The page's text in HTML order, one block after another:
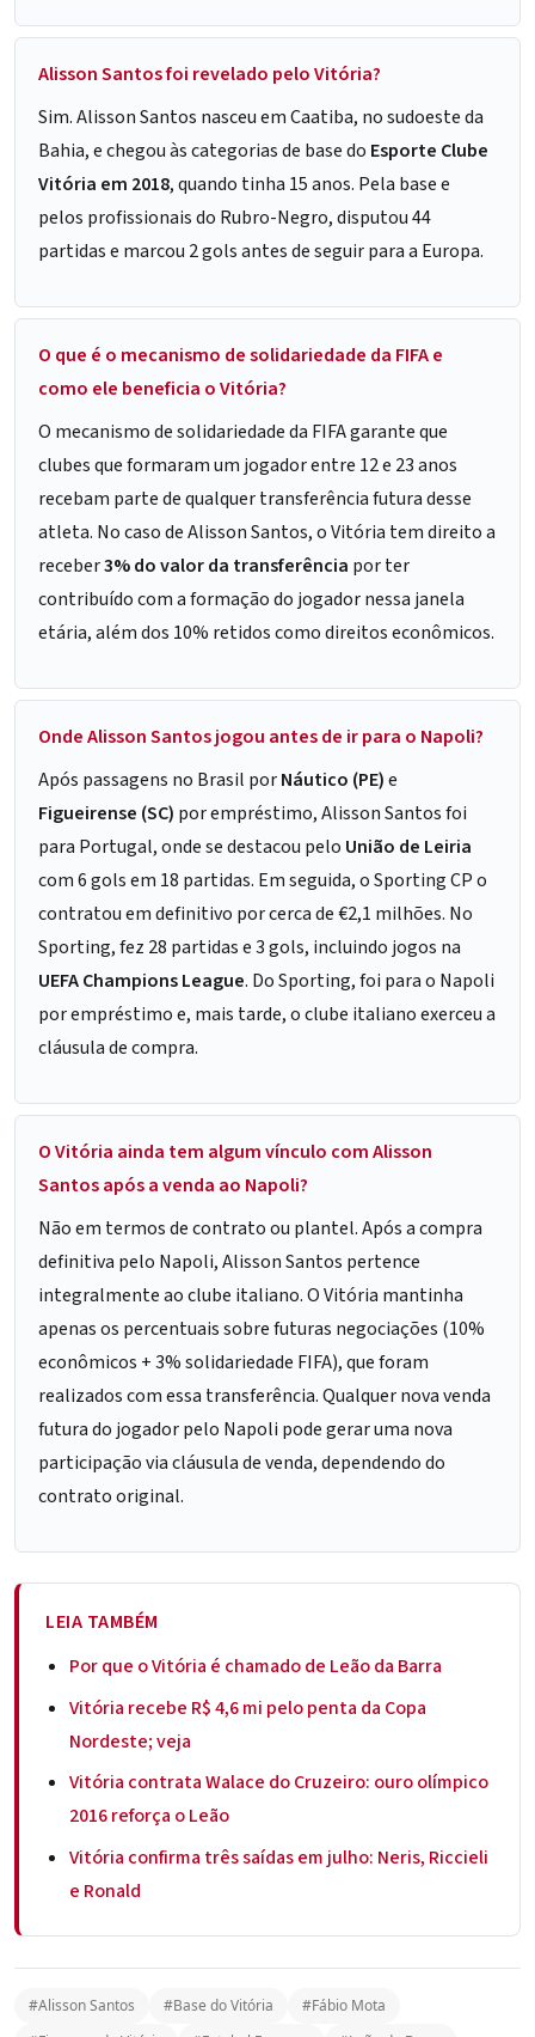
Alisson Santos foi revelado pelo Vitória?
Sim. Alisson Santos nasceu em Caatiba, no sudoeste da
Bahia, e chegou às categorias de base do Esporte Clube
Vitória em 2018, quando tinha 15 anos. Pela base e
pelos profissionais do Rubro-Negro, disputou 44
partidas e marcou 2 gols antes de seguir para a Europa.
O que é o mecanismo de solidariedade da FIFA e
como ele beneficia o Vitória?
O mecanismo de solidariedade da FIFA garante que
clubes que formaram um jogador entre 12 e 23 anos
recebam parte de qualquer transferência futura desse
atleta. No caso de Alisson Santos, o Vitória tem direito a
receber3% do valor da transferência por ter
contribuído com a formação do jogador nessa janela
etária, além dos 10% retidos como direitos econômicos.
Onde Alisson Santos jogou antes de ir para o Napoli?
Após passagens no Brasil porNáutico (PE)e
Figueirense (SC) por empréstimo, Alisson Santos foi
para Portugal, onde se destacou pelo União de Leiria
com 6 gols em 18 partidas. Em seguida, o Sporting CP o
contratou em definitivo por cerca de €2,1 milhões. No
Sporting, fez 28 partidas e 3 gols, incluindo jogos na
UEFA Champions League. Do Sporting, foi para o Napoli
por empréstimo e, mais tarde, o clube italiano exerceu a
cláusula de compra.
O Vitória ainda tem algum vínculo com Alisson
Santos após a venda ao Napoli?
Não em termos de contrato ou plantel. Após a compra
definitiva pelo Napoli, Alisson Santos pertence
integralmente ao clube italiano. O Vitória mantinha
apenas os percentuais sobre futuras negociações (10%
econômicos + 3% solidariedade FIFA), que foram
realizados com essa transferência. Qualquer nova venda
futura do jogador pelo Napoli pode gerar uma nova
participação via cláusula de venda, dependendo do
contrato original.
LEIA TAMBÉM
Por que o Vitória é chamado de Leão da Barra
Vitória recebe R$ 4,6 mi pelo penta da Copa
Nordeste; veja
Vitória contrata Walace do Cruzeiro: ouro olímpico
2016 reforça o Leão
Vitória confirma três saídas em julho: Neris, Riccieli
e Ronald
#Alisson Santos #Base do Vitória
#Fábio Mota